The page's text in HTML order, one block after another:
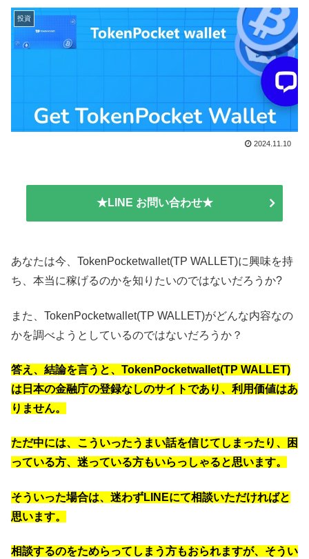
投資
2024.11.10
★LINE お問い合わせ★
あなたは今、TokenPocketwallet(TP WALLET)に興味を持
ち、本当に稼げるのかを知りたいのではないだろうか?
また、TokenPocketwallet(TP WALLET)がどんな内容なの
かを調べようとしているのではないだろうか？
答え、結論を言うと、TokenPocketwallet(TP WALLET)
は日本の金融庁の登録なしのサイトであり、利用価値はあ
りません。
ただ中には、こういったうまい話を信じてしまったり、困
っている方、迷っている方もいらっしゃると思います。
そういった場合は、迷わずLINEにて相談いただければと
思います。
相談するのをためらってしまう方もおられますが、そうい